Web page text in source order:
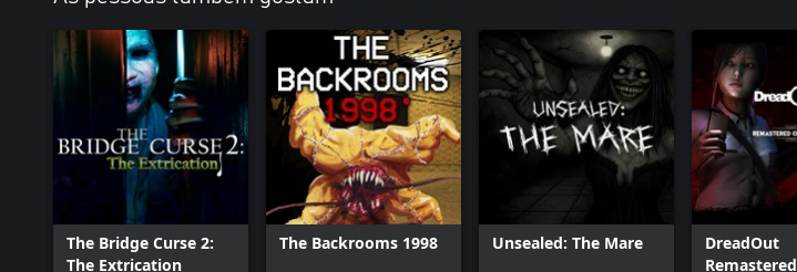
The Bridge Curse 2:
The Extrication
The Backrooms 1998 Unsealed: The Mare
DreadOut
Remastered